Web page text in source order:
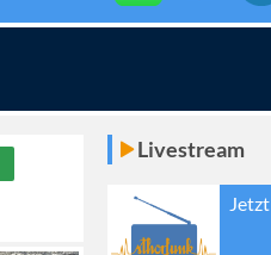
Livestream